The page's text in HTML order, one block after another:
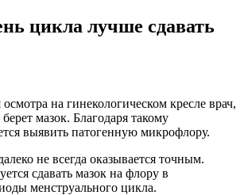
цикла лучше сдавать
на гинекологическом кресле врач,
мазок. Благодаря такому
выявить патогенную микрофлору.
не всегда оказывается точным.
сдавать мазок на флору в
менструального цикла.